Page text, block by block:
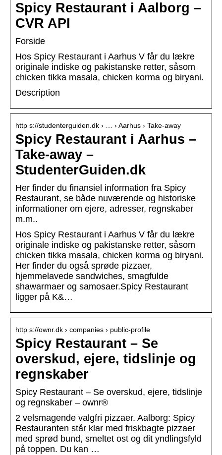
Spicy Restaurant i Aalborg –
CVR API
Forside
Hos Spicy Restaurant i Aarhus V får du lækre
originale indiske og pakistanske retter, såsom
chicken tikka masala, chicken korma og biryani.
Description
http s://studenterguiden.dk › … › Aarhus › Take-away
Spicy Restaurant i Aarhus –
Take-away –
StudenterGuiden.dk
Her finder du finansiel information fra Spicy
Restaurant, se både nuværende og historiske
informationer om ejere, adresser, regnskaber
m.m..
Hos Spicy Restaurant i Aarhus V får du lækre
originale indiske og pakistanske retter, såsom
chicken tikka masala, chicken korma og biryani.
Her finder du også sprøde pizzaer,
hjemmelavede sandwiches, smagfulde
shawarmaer og samosaer.Spicy Restaurant
ligger på K&…
http s://ownr.dk › companies › public-profile
Spicy Restaurant – Se
overskud, ejere, tidslinje og
regnskaber
Spicy Restaurant – Se overskud, ejere, tidslinje
og regnskaber – ownr®
2 velsmagende valgfri pizzaer. Aalborg: Spicy
Restauranten står klar med friskbagte pizzaer
med sprød bund, smeltet ost og dit yndlingsfyld
på toppen. Du kan …